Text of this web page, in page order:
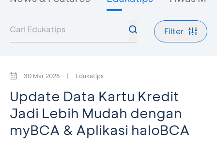
Filter
30 Mar 2026 | Edukatips
Update Data Kartu Kredit
Jadi Lebih Mudah dengan
myBCA & Aplikasi haloBCA